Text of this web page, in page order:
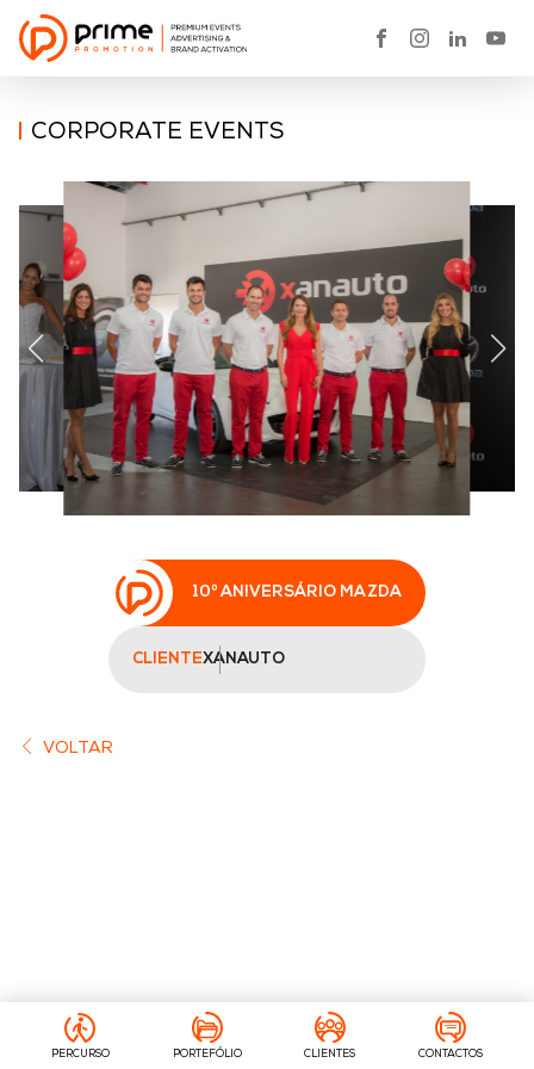
CORPORATE EVENTS
10º ANIVERSÁRIO MAZDA
CLIENTEXANAUTO
VOLTAR
PERCURSO PORTEFÓLIO CLIENTES CONTACTOS